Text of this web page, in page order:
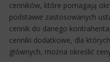
cenników, które pomagają
podstawie zastosowanych
cennik do danego
cenniki dodatkowe, dla
głównych, można określić